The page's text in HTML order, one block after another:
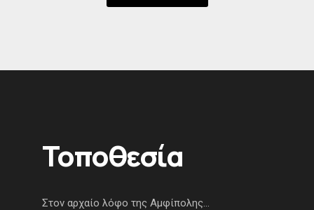
Τοποθεσία
Στον αρχαίο λόφο της Αμφίπολης…